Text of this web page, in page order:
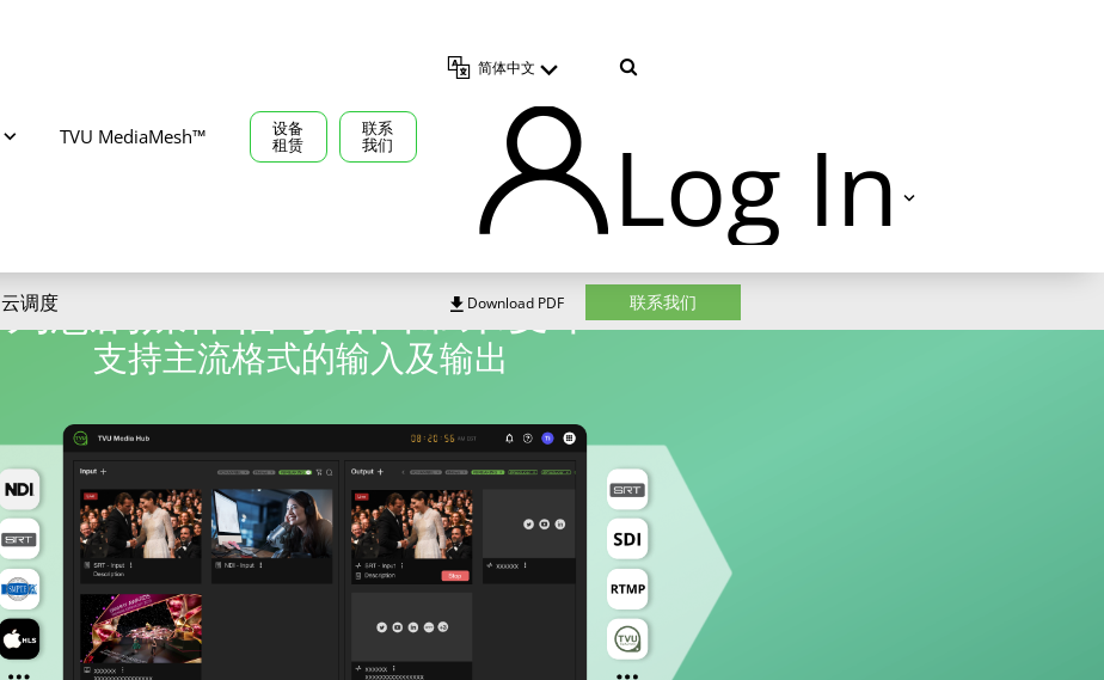
TVU MediaMesh™ 设备
租赁
联系
我们
简体中文
Log In
TVU Producer 云导播
管控系统
TVU Search 智媒体云
TVU Channel 云播出
TVU Mediahub 云调度
调度 Download PDF 联系我们
TVU MediaHub™ 云调度
为您的媒体信号路由带来变革
支持主流格式的输入及输出